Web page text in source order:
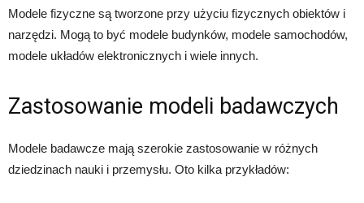
Modele fizyczne są tworzone przy użyciu fizycznych obiektów i
narzędzi. Mogą to być modele budynków, modele samochodów,
modele układów elektronicznych i wiele innych.
Zastosowanie modeli badawczych
Modele badawcze mają szerokie zastosowanie w różnych
dziedzinach nauki i przemysłu. Oto kilka przykładów: